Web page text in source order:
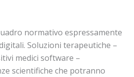
normativo espressamente
Soluzioni terapeutiche –
medici software –
scientifiche che potranno